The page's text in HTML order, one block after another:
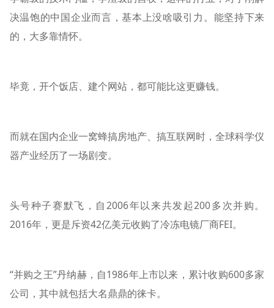
决温饱的中国企业而言，基本上没啥吸引力。能坚持下来
的，大多靠情怀。
毕竟，开个饭店、建个网站，都可能比这更赚钱。
而就在国内企业一窝蜂搞房地产、搞互联网时，全球科学仪
器产业经历了一场剧变。
头号种子赛默飞，自2006年以来共发起200多次并购。
2016年，更是斥资42亿美元收购了冷冻电镜厂商FEI。
“并购之王”丹纳赫，自1986年上市以来，累计收购600多家
公司，其中就包括大名鼎鼎的徕卡。